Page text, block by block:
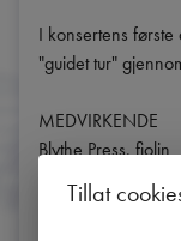
I konsertens
"guidet tur"
MEDVIRKENDE
Blythe Press, fiolin
Harald Grimsrud,
Christine Oseland,
Tillat